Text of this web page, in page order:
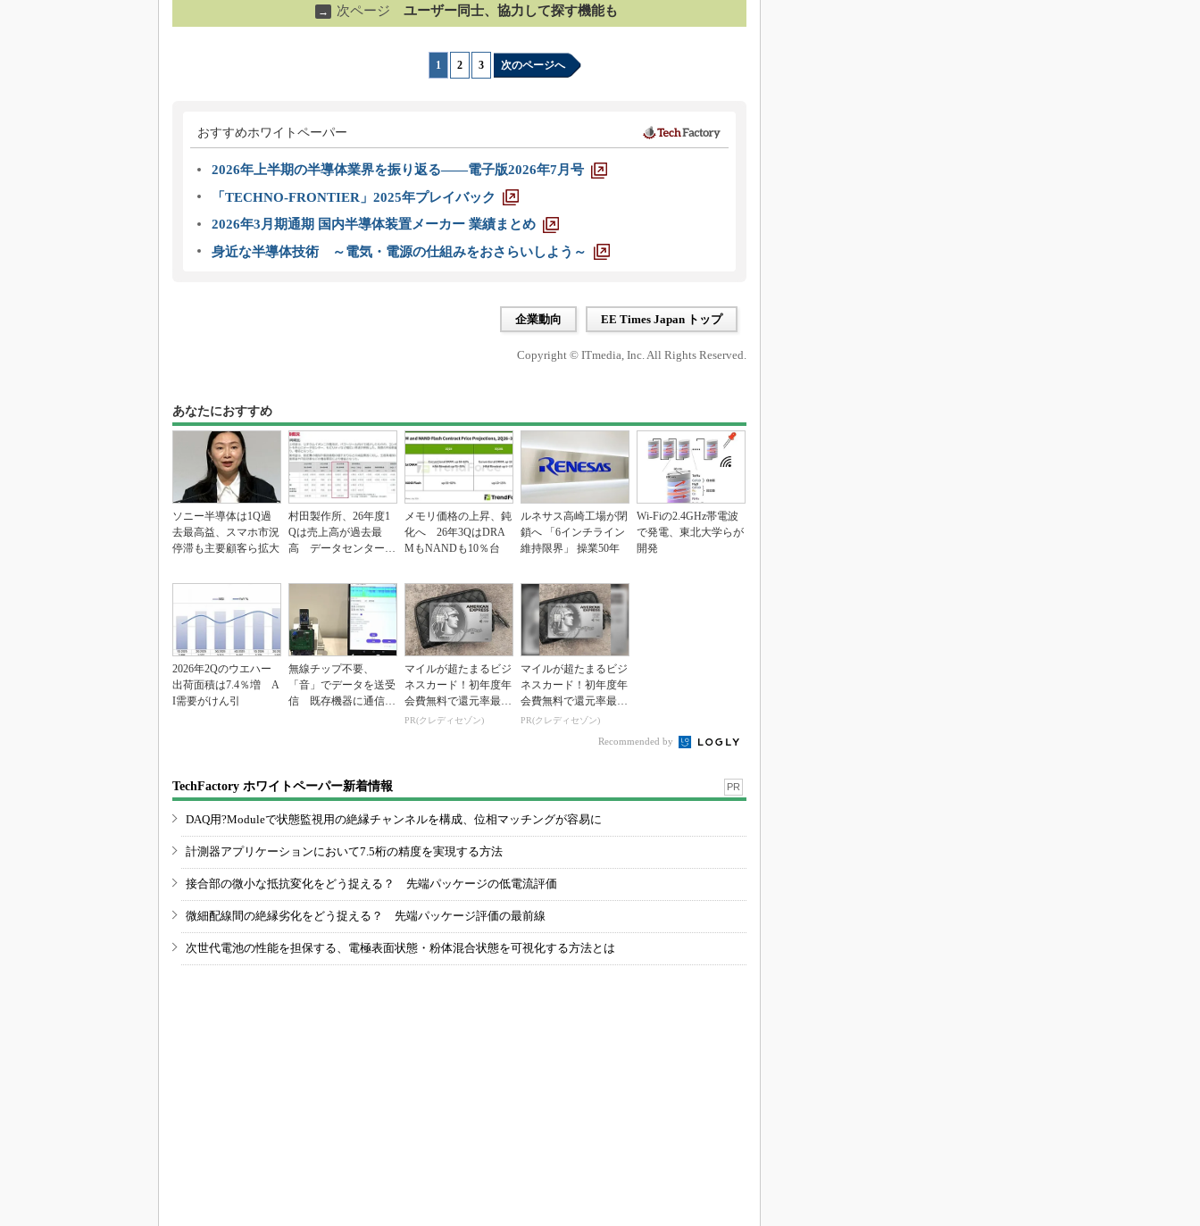
→ 次ページ ユーザー同士、協力して探す機能も
1 2 3 次のページへ
おすすめホワイトペーパー
2026年上半期の半導体業界を振り返る――電子版2026年7月号
「TECHNO-FRONTIER」2025年プレイバック
2026年3月期通期 国内半導体装置メーカー 業績まとめ
身近な半導体技術 ～電気・電源の仕組みをおさらいしよう～
企業動向 EE Times Japan トップ
Copyright © ITmedia, Inc. All Rights Reserved.
あなたにおすすめ
ソニー半導体は1Q過
去最高益、スマホ市況
停滞も主要顧客ら拡大
村田製作所、26年度1
Qは売上高が過去最
高 データセンター関
メモリ価格の上昇、鈍
化へ 26年3QはDRA
MもNANDも10％台
ルネサス高崎工場が閉
鎖へ 「6インチライン
維持限界」 操業50年
Wi-Fiの2.4GHz帯電波
で発電、東北大学らが
開発
2026年2Qのウエハー
出荷面積は7.4％増 A
I需要がけん引
無線チップ不要、
「音」でデータを送受
信 既存機器に通信機
マイルが超たまるビジ
ネスカード！初年度年
会費無料で還元率最大
1.125%
PR(クレディセゾン)
マイルが超たまるビジ
ネスカード！初年度年
会費無料で還元率最大
1.125%
PR(クレディセゾン)
Recommended by
TechFactory ホワイトペーパー新着情報 PR
DAQ用?Moduleで状態監視用の絶縁チャンネルを構成、位相マッチングが容易に
計測器アプリケーションにおいて7.5桁の精度を実現する方法
接合部の微小な抵抗変化をどう捉える？ 先端パッケージの低電流評価
微細配線間の絶縁劣化をどう捉える？ 先端パッケージ評価の最前線
次世代電池の性能を担保する、電極表面状態・粉体混合状態を可視化する方法とは